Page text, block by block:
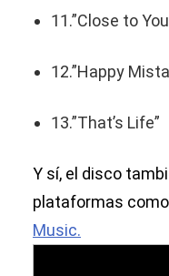
11.”Close to
12.”Happy
13.”That’s Life”
Y sí, el disco
plataformas como
Music.